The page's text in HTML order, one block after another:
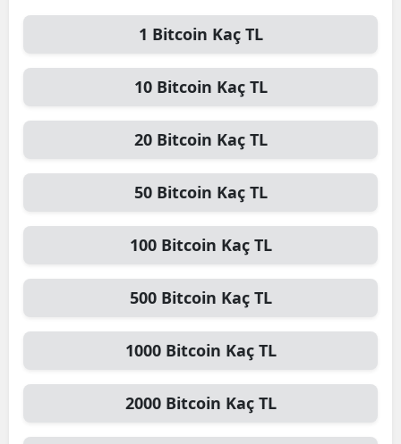
1 Bitcoin Kaç TL
10 Bitcoin Kaç TL
20 Bitcoin Kaç TL
50 Bitcoin Kaç TL
100 Bitcoin Kaç TL
500 Bitcoin Kaç TL
1000 Bitcoin Kaç TL
2000 Bitcoin Kaç TL